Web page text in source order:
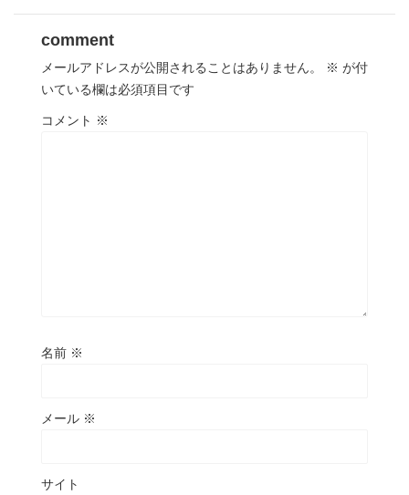
comment
メールアドレスが公開されることはありません。 ※ が付
いている欄は必須項目です
コメント ※
名前 ※
メール ※
サイト